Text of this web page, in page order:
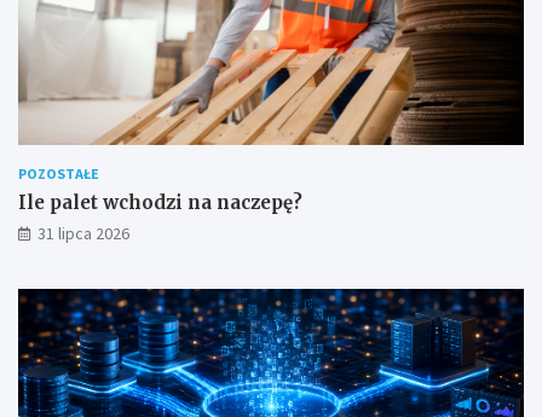
POZOSTAŁE
Ile palet wchodzi na naczepę?
31 lipca 2026